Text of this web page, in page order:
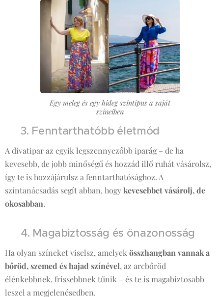
Egy meleg és egy hideg színtípus a saját
színeiben
♻️ 3. Fenntarthatóbb életmód
A divatipar az egyik legszennyezőbb iparág – de ha
kevesebb, de jobb minőségű és hozzád illő ruhát vásárolsz,
így te is hozzájárulsz a fenntarthatósághoz. A
színtanácsadás segít abban, hogykevesebbet vásárolj, de
okosabban.
👩‍🏫 4. Magabiztosság és önazonosság
Ha olyan színeket viselsz, amelyek összhangban vannak a
bőröd, szemed és hajad színével, az arcbőröd
élénkebbnek, frissebbnek tűnik – és te is magabiztosabb
leszel a megjelenésedben.